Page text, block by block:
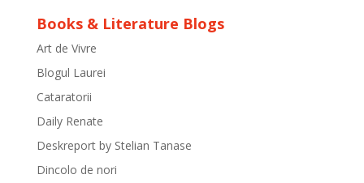
Books & Literature Blogs
Art de Vivre
Blogul Laurei
Cataratorii
Daily Renate
Deskreport by Stelian Tanase
Dincolo de nori